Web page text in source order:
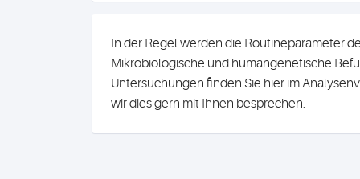
In der Regel werden die Routineparameter
Mikrobiologische und humangenetische
Untersuchungen finden Sie hier im
wir dies gern mit Ihnen besprechen.